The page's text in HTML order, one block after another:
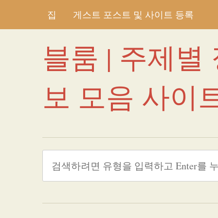
집 게스트 포스트 및 사이트 등록
블룸 | 주제별
보 모음 사이